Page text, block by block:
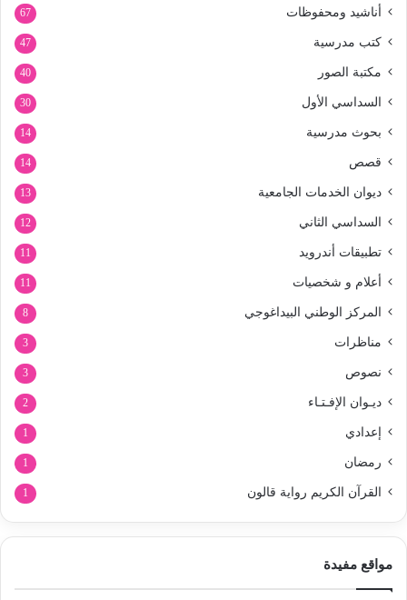
أناشيد ومحفوظات 67
كتب مدرسية 47
مكتبة الصور 40
السداسي الأول 30
بحوث مدرسية 14
قصص 14
ديوان الخدمات الجامعية 13
السداسي الثاني 12
تطبيقات أندرويد 11
أعلام و شخصيات 11
المركز الوطني البيداغوجي 8
مناظرات 3
نصوص 3
ديـوان الإفـتـاء 2
إعدادي 1
رمضان 1
القرآن الكريم رواية قالون 1
مواقع مفيدة